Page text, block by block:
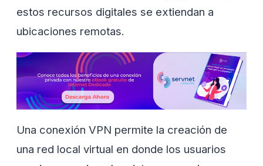
estos recursos digitales se extiendan a
ubicaciones remotas.
Una conexión VPN permite la creación de
una red local virtual en donde los usuarios